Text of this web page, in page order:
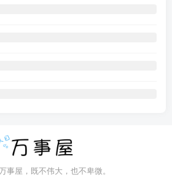
事屋，既不伟大，也不卑微。